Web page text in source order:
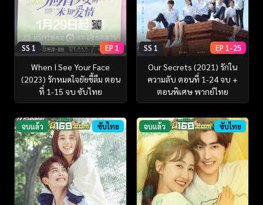
SS 1 EP 1
When I See Your Face
(2023) รักหมดใจยัยขี้ลืม ตอน
ที่ 1-15 จบ ซับไทย
SS 1 EP 1-25
Our Secrets (2021) รักใน
ความลับ ตอนที่ 1-24 จบ +
ตอนพิเศษ พากย์ไทย
จบแล้ว ซับไทย จบแล้ว ซับไทย